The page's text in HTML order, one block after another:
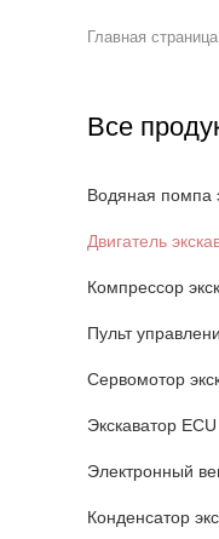
Главная страница
Все
Водяная помпа
Двигатель
Компрессор
Пульт
Сервомотор
Экскаватор ECU
Конденсатор